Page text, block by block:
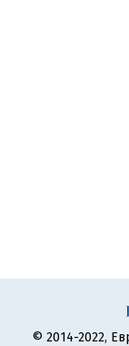
© 2014-2022,